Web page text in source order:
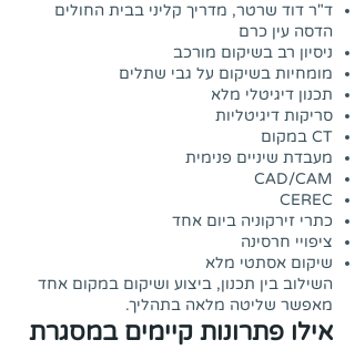
ד"ר דוד שרטר, מדריך קליני בבית החולים
הדסה עין כרם
ניסיון רב בשיקום מורכב
מומחיות בשיקום על גבי שתלים
תכנון דיגיטלי מלא
סריקות דיגיטליות
CT במקום
מעבדת שיניים פנימית
CAD/CAM
CEREC
כתרי זירקוניה ביום אחד
ציפויי חרסינה
שיקום אסתטי מלא
השילוב בין תכנון, ביצוע ושיקום במקום אחד
מאפשר שליטה מלאה בתהליך.
אילו פתרונות קיימים במסגרת